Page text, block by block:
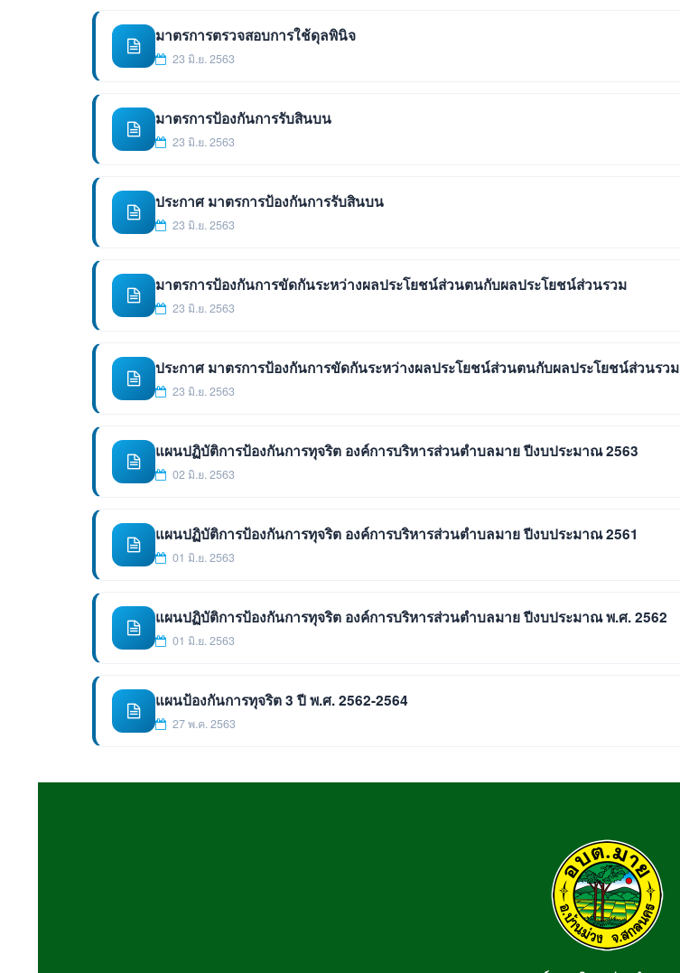
มาตรการตรวจสอบการใช้ดุลพินิจ
23 มิ.ย. 2563
มาตรการป้องกันการรับสินบน
23 มิ.ย. 2563
ประกาศ มาตรการป้องกันการรับสินบน
23 มิ.ย. 2563
มาตรการป้องกันการขัดกันระหว่างผลประโยชน์ส่วนตนกับผลประโยชน์ส่วนรวม
23 มิ.ย. 2563
ประกาศ มาตรการป้องกันการขัดกันระหว่างผลประโยชน์ส่วนตนกับผลประโยชน์ส่วนรวม
23 มิ.ย. 2563
แผนปฏิบัติการป้องกันการทุจริต องค์การบริหารส่วนตำบลมาย ปีงบประมาณ 2563
02 มิ.ย. 2563
แผนปฏิบัติการป้องกันการทุจริต องค์การบริหารส่วนตำบลมาย ปีงบประมาณ 2561
01 มิ.ย. 2563
แผนปฏิบัติการป้องกันการทุจริต องค์การบริหารส่วนตำบลมาย ปีงบประมาณ พ.ศ. 2562
01 มิ.ย. 2563
แผนป้องกันการทุจริต 3 ปี พ.ศ. 2562-2564
27 พ.ค. 2563